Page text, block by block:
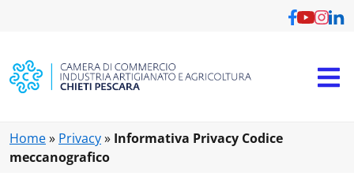
Home» Privacy» Informativa Privacy Codice
meccanografico